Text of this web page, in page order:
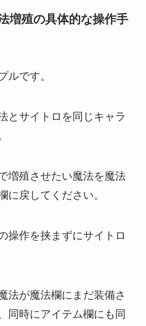
増殖の具体的な操作手
ルです。
とサイトロを同じキャラ
増殖させたい魔法を魔法
に戻してください。
操作を挟まずにサイトロ
法が魔法欄にまだ装備さ
同時にアイテム欄にも同